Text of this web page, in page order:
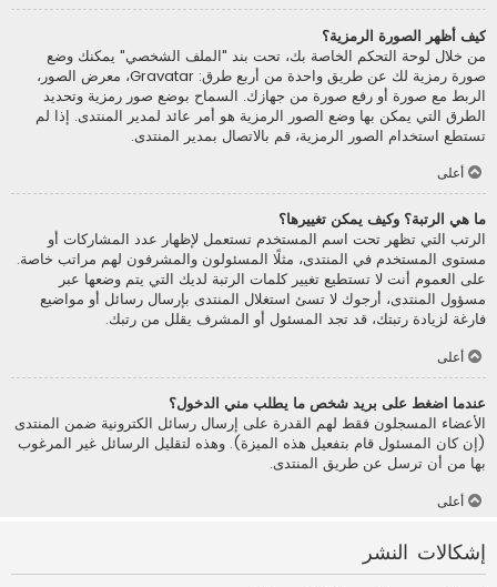
كيف أظهر الصورة الرمزية؟
من خلال لوحة التحكم الخاصة بك، تحت بند "الملف الشخصي" يمكنك وضع
صورة رمزية لك عن طريق واحدة من أربع طرق: Gravatar، معرض الصور،
الربط مع صورة أو رفع صورة من جهازك. السماح بوضع صور رمزية وتحديد
الطرق التي يمكن بها وضع الصور الرمزية هو أمر عائد لمدير المنتدى. إذا لم
تستطع استخدام الصور الرمزية، قم بالاتصال بمدير المنتدى.
أعلى
ما هي الرتبة؟ وكيف يمكن تغييرها؟
الرتب التي تظهر تحت اسم المستخدم تستعمل لإظهار عدد المشاركات أو
مستوى المستخدم في المنتدى، مثلًا المسئولون والمشرفون لهم مراتب خاصة.
على العموم أنت لا تستطيع تغيير كلمات الرتبة لديك التي يتم وضعها عبر
مسؤول المنتدى، أرجوك لا تسئ استغلال المنتدى بإرسال رسائل أو مواضيع
فارغة لزيادة رتبتك، قد تجد المسئول أو المشرف يقلل من رتبك.
أعلى
عندما اضغط على بريد شخص ما يطلب مني الدخول؟
الأعضاء المسجلون فقط لهم القدرة على إرسال رسائل الكترونية ضمن المنتدى
(إن كان المسئول قام بتفعيل هذه الميزة). وهذه لتقليل الرسائل غير المرغوب
بها من أن ترسل عن طريق المنتدى.
أعلى
إشكالات النشر